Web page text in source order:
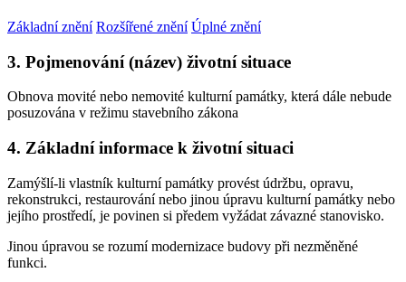
Základní znění Rozšířené znění Úplné znění
3. Pojmenování (název) životní situace
Obnova movité nebo nemovité kulturní památky, která dále nebude
posuzována v režimu stavebního zákona
4. Základní informace k životní situaci
Zamýšlí-li vlastník kulturní památky provést údržbu, opravu,
rekonstrukci, restaurování nebo jinou úpravu kulturní památky nebo
jejího prostředí, je povinen si předem vyžádat závazné stanovisko.
Jinou úpravou se rozumí modernizace budovy při nezměněné
funkci.